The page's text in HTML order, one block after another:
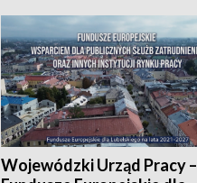
Wojewódzki Urząd Pracy –